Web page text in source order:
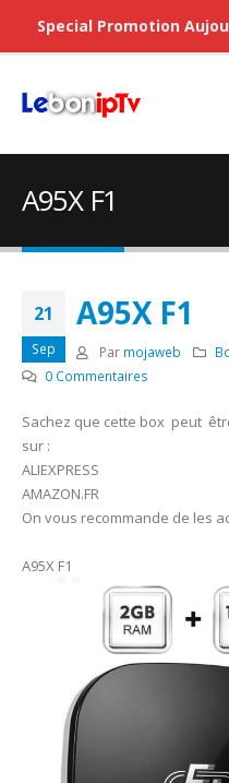
A95X F1
21
Sep
A95X F1
Par mojaweb
0 Commentaires
Sachez que cette box peut
sur :
ALIEXPRESS
AMAZON.FR
On vous recommande de les
A95X F1
Special Promotion